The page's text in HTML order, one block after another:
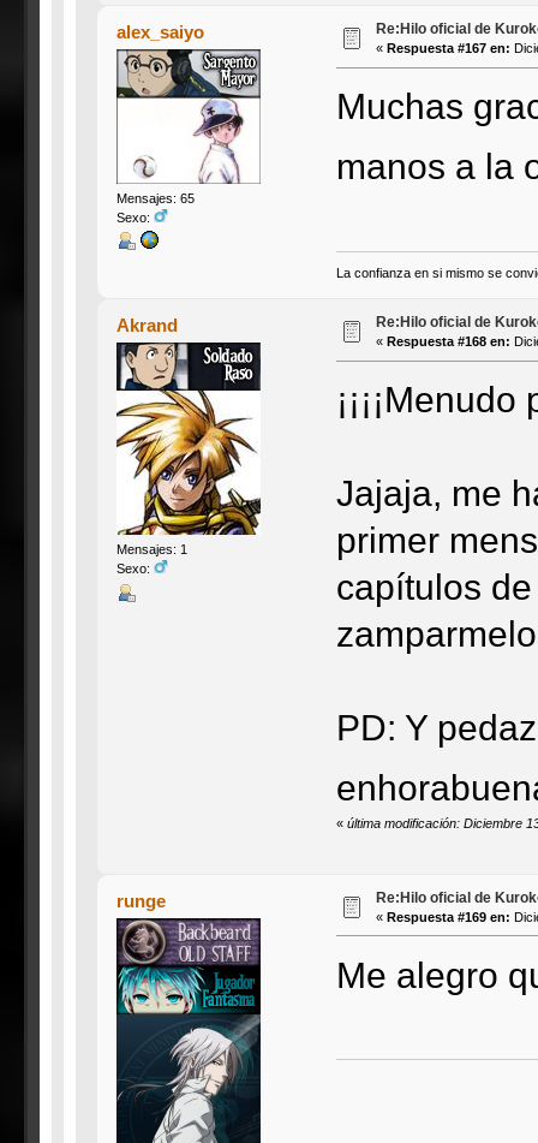
alex_saiyo
Mensajes: 65
Sexo:
Re:Hilo oficial de
« Respuesta #167 en:
Muchas
manos a la
La confianza en si mismo se
Akrand
Mensajes: 1
Sexo:
Re:Hilo oficial de
« Respuesta #168 en:
Jajaja, me
primer
capítulos
PD: Y
«última modificación: Diciembre
runge Re:Hilo oficial de
« Respuesta #169 en:
Me alegro